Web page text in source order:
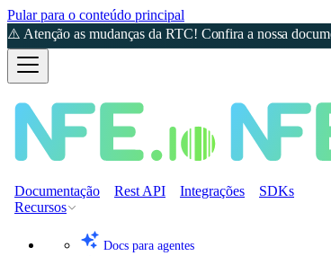
Pular para o conteúdo principal
⚠️ Atenção as mudanças da RTC! Confira a nossa
Documentação Rest API Integrações
SDKs
Recursos
Docs para agentes